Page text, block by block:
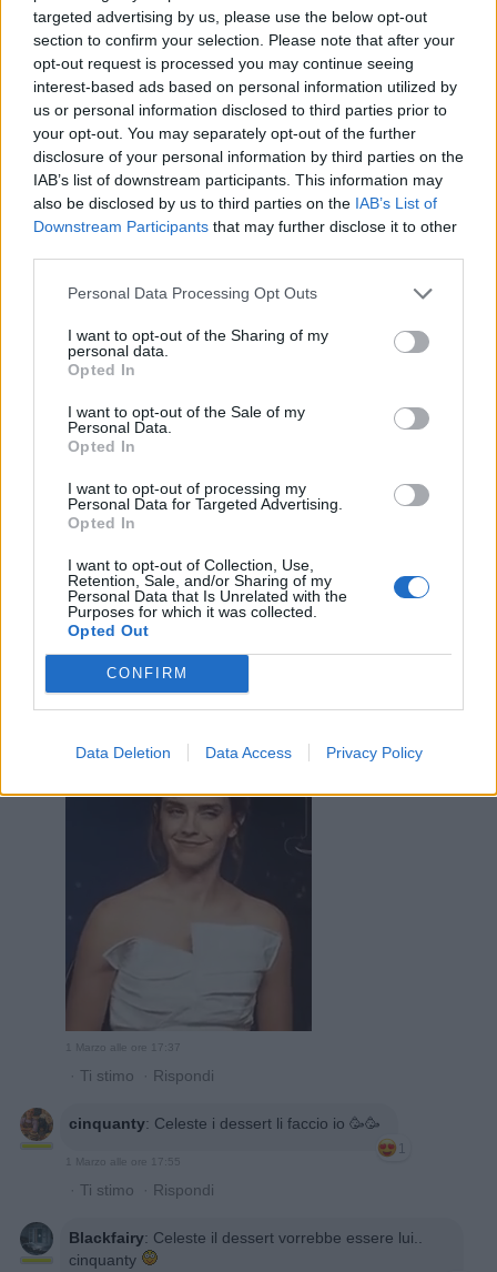
targeted advertising by us, please use the below opt-out
section to confirm your selection. Please note that after your
opt-out request is processed you may continue seeing
interest-based ads based on personal information utilized by
us or personal information disclosed to third parties prior to
your opt-out. You may separately opt-out of the further
disclosure of your personal information by third parties on the
IAB’s list of downstream participants. This information may
also be disclosed by us to third parties on the IAB’s List of
Downstream Participants that may further disclose it to other
Personal Data Processing Opt Outs
I want to opt-out of the Sharing of my
personal data.
Opted In
I want to opt-out of the Sale of my
Personal Data.
Opted In
I want to opt-out of processing my
Personal Data for Targeted Advertising.
Opted In
I want to opt-out of Collection, Use,
Retention, Sale, and/or Sharing of my
Personal Data that Is Unrelated with the
Purposes for which it was collected.
Opted Out
CONFIRM
Data Deletion Data Access Privacy Policy
Dessi:Ma va la! Vuoi mettere? 😊 Il piacere di un
abbraccio (anche solo quello eh).
1 Marzo alle ore 17:12
Pastafariano
come l'Auto elettrica 😇
1 Marzo alle ore 17:27
· Ti stimo · Rispondi
MissScoccio
😂😂😂😂😂😂....ho le lacrime
1 Marzo alle ore 17:30
·Ti stimo·
con dessert incluso?
1
1 Marzo alle ore 17:37
· Ti stimo · Rispondi
cinquanty: Celeste i dessert li faccio io 🥳🥳
1
1 Marzo alle ore 17:55
· Ti stimo · Rispondi
Blackfairy: Celeste il dessert vorrebbe essere lui..
cinquanty